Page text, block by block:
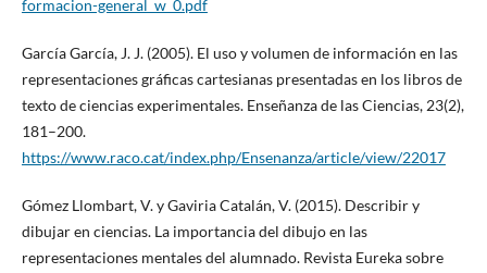
formacion-general_w_0.pdf
García García, J. J. (2005). El uso y volumen de información en las
representaciones gráficas cartesianas presentadas en los libros de
texto de ciencias experimentales. Enseñanza de las Ciencias, 23(2),
181–200.
https://www.raco.cat/index.php/Ensenanza/article/view/22017
Gómez Llombart, V. y Gaviria Catalán, V. (2015). Describir y
dibujar en ciencias. La importancia del dibujo en las
representaciones mentales del alumnado. Revista Eureka sobre